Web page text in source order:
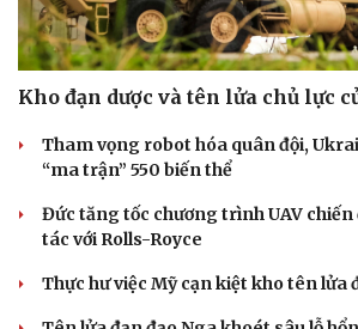
Doanh nghiệp
Thông tin doanh nghiệp
Sành
Kho đạn dược và tên lửa chủ lực
Tham vọng robot hóa quân đội,
“ma trận” 550 biến thể
Đức tăng tốc chương trình UAV
tác với Rolls-Royce
Thực hư việc Mỹ cạn kiệt kho tên lửa